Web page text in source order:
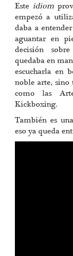
Este idiom
empezó a
daba a
aguantar en
decisión
quedaba en
escucharla en
noble arte, sino
como las
Kickboxing.
También es
eso ya queda